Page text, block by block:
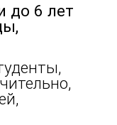
до 6 лет